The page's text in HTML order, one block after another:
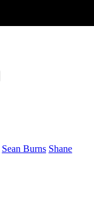
Sean Burns Shane